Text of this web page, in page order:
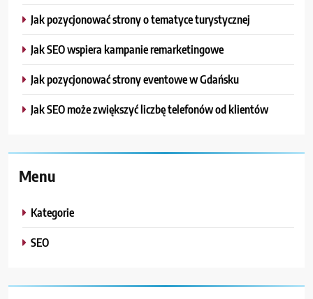
Jak pozycjonować strony o tematyce turystycznej
Jak SEO wspiera kampanie remarketingowe
Jak pozycjonować strony eventowe w Gdańsku
Jak SEO może zwiększyć liczbę telefonów od klientów
Menu
Kategorie
SEO